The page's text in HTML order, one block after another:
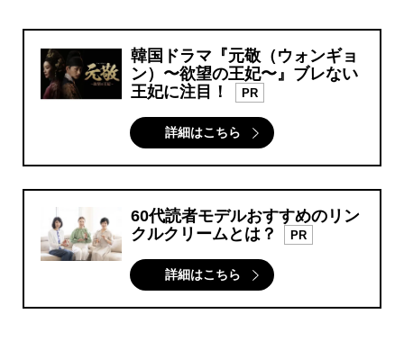
韓国ドラマ『元敬（ウォンギョ
ン）〜欲望の王妃〜』ブレない
王妃に注目！
PR
詳細はこちら
60代読者モデルおすすめのリン
クルクリームとは？
PR
詳細はこちら